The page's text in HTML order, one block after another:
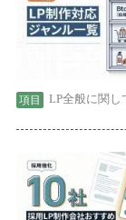
LP全般に関し